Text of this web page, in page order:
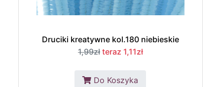
Druciki kreatywne kol.180 niebieskie
1,99zł teraz 1,11zł
Do Koszyka